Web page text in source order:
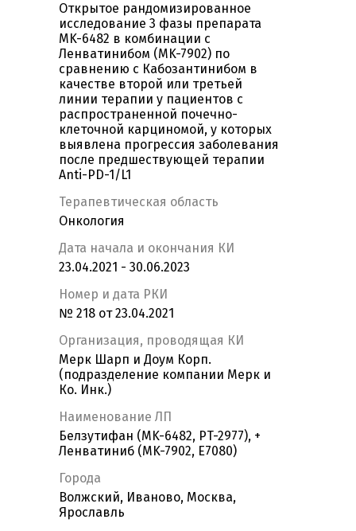
Открытое рандомизированное
исследование 3 фазы препарата
MK-6482 в комбинации с
Ленватинибом (MK-7902) по
сравнению с Кабозантинибом в
качестве второй или третьей
линии терапии у пациентов с
распространенной почечно-
клеточной карциномой, у которых
выявлена прогрессия заболевания
после предшествующей терапии
Anti-PD-1/L1
Терапевтическая область
Онкология
Дата начала и окончания КИ
23.04.2021 - 30.06.2023
Номер и дата РКИ
№ 218 от 23.04.2021
Организация, проводящая КИ
Мерк Шарп и Доум Корп.
(подразделение компании Мерк и
Ко. Инк.)
Наименование ЛП
Белзутифан (MK-6482, PT-2977), +
Ленватиниб (MK-7902, E7080)
Города
Волжский, Иваново, Москва,
Ярославль